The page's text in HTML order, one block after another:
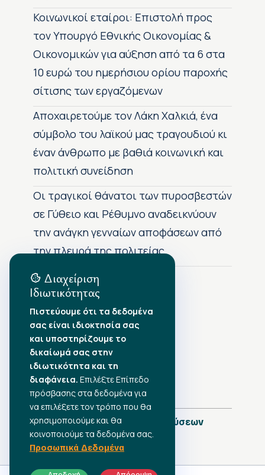
Κοινωνικοί εταίροι: Επιστολή προς
τον Υπουργό Εθνικής Οικονομίας &
Οικονομικών για αύξηση από τα 6 στα
10 ευρώ του ημερήσιου ορίου παροχής
σίτισης των εργαζόμενων
Αποχαιρετούμε τον Λάκη Χαλκιά, ένα
σύμβολο του λαϊκού μας τραγουδιού κι
έναν άνθρωπο με βαθιά κοινωνική και
πολιτική συνείδηση
Οι τραγικοί θάνατοι των πυροσβεστών
σε Γύθειο και Ρέθυμνο αναδεικνύουν
την ανάγκη γενναίων αποφάσεων από
την πλευρά της πολιτείας
Αρχείο Δημοσιεύσεων
•Αύγουστος 2026
•Ιούλιος 2026
•Ιούνιος 2026
•Μάιος 2026
•Απρίλιος 2026
•Μάρτιος 2026
Πλήρες Ημερολόγιο Δημοσιεύσεων
Διαχείριση
Ιδιωτικότητας
Πιστεύουμε ότι τα δεδομένα
σας είναι ιδιοκτησία σας
και υποστηρίζουμε το
δικαίωμά σας στην
ιδιωτικότητα και τη
διαφάνεια. Επιλέξτε Επίπεδο
πρόσβασης στα δεδομένα για
να επιλέξετε τον τρόπο που θα
χρησιμοποιούμε και θα
κοινοποιούμε τα δεδομένα σας.
Προσωπικά Δεδομένα